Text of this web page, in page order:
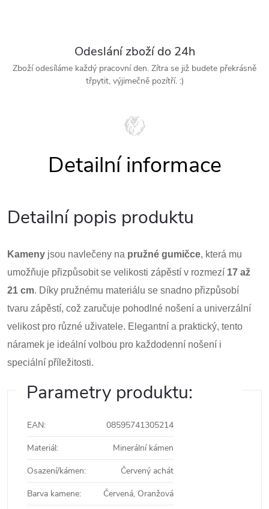
Odeslání zboží do 24h
Zboží odesíláme každý pracovní den. Zítra se již budete překrásně
třpytit, výjimečně pozítří. :)
Detailní popis produktu
Kameny jsou navlečeny na pružné gumičce, která mu
umožňuje přizpůsobit se velikosti zápěstí v rozmezí 17 až
21 cm. Díky pružnému materiálu se snadno přizpůsobí
tvaru zápěstí, což zaručuje pohodlné nošení a univerzální
velikost pro různé uživatele. Elegantní a praktický, tento
náramek je ideální volbou pro každodenní nošení i
speciální příležitosti.
Parametry produktu:
EAN:
08595741305214
Materiál:
Minerální kámen
Osazení/kámen:
Červený achát
Barva kamene: Červená, Oranžová